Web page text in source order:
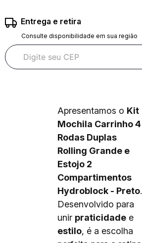
Entrega e retira
Consulte disponibilidade em sua região
Apresentamos o Kit
Mochila Carrinho 4
Rodas Duplas
Rolling Grande e
Estojo 2
Compartimentos
Hydroblock - Preto.
Desenvolvido para
unir praticidade e
estilo, é a escolha